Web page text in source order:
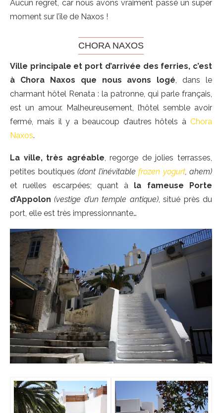
Aucun regret, car nous avons vraiment passé un super
moment sur l’île de Naxos !
CHORA NAXOS
Ville principale et port d’arrivée des ferries, c’est
à Chora Naxos que nous avons logé, dans le
charmant hôtel Renata : la patronne, qui parle français,
est un amour. Malheureusement, l’hôtel semble avoir
fermé, mais il y a beaucoup d’autres hôtels à Chora
Naxos.
La ville, très agréable, regorge de jolies terrasses,
petites boutiques (dont l’inévitable frozen yogurt, ahem)
et ruelles escarpées; quant à la fameuse Porte
d’Appolon (vestige d’un temple antique), situé près du
port, elle est très impressionnante…